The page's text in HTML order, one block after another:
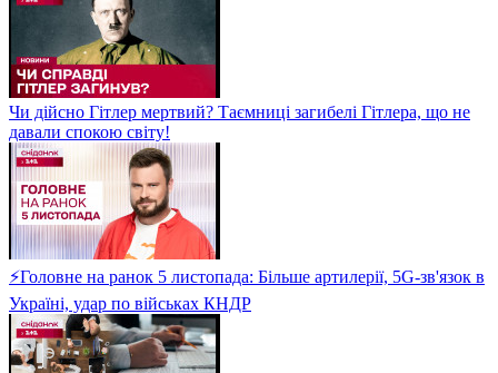
Чи дійсно Гітлер мертвий? Таємниці загибелі Гітлера, що не
давали спокою світу!
⚡Головне на ранок 5 листопада: Більше артилерії, 5G-зв'язок в
Україні, удар по військах КНДР